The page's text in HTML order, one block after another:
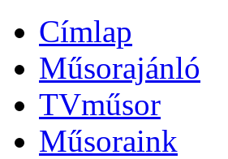
Címlap
Műsorajánló
TVműsor
Műsoraink